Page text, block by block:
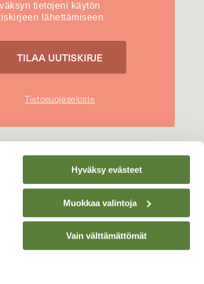
Hyväksy evästeet
Muokkaa valintoja
Vain välttämättömät
tietojeni käytön
lähettämiseen
Tietosuojaseloste